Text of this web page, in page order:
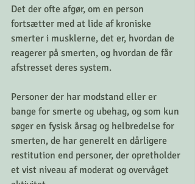
Det der ofte afgør, om en person
fortsætter med at lide af kroniske
smerter i musklerne, det er, hvordan de
reagerer på smerten, og hvordan de får
afstresset deres system.
Personer der har modstand eller er
bange for smerte og ubehag, og som kun
søger en fysisk årsag og helbredelse for
smerten, de har generelt en dårligere
restitution end personer, der opretholder
et vist niveau af moderat og overvåget